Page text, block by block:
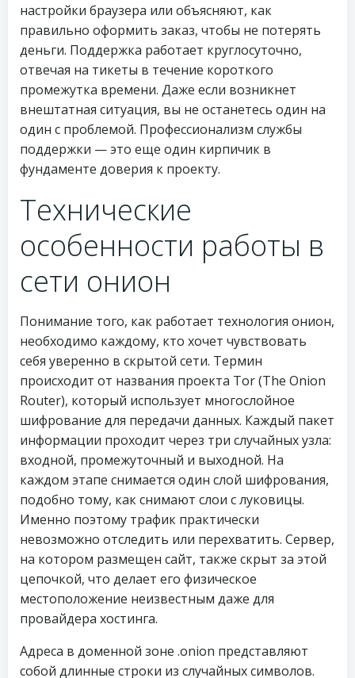
настройки браузера или объясняют, как
правильно оформить заказ, чтобы не потерять
деньги. Поддержка работает круглосуточно,
отвечая на тикеты в течение короткого
промежутка времени. Даже если возникнет
внештатная ситуация, вы не останетесь один на
один с проблемой. Профессионализм службы
поддержки — это еще один кирпичик в
фундаменте доверия к проекту.
Технические
особенности работы в
сети онион
Понимание того, как работает технология онион,
необходимо каждому, кто хочет чувствовать
себя уверенно в скрытой сети. Термин
происходит от названия проекта Tor (The Onion
Router), который использует многослойное
шифрование для передачи данных. Каждый пакет
информации проходит через три случайных узла:
входной, промежуточный и выходной. На
каждом этапе снимается один слой шифрования,
подобно тому, как снимают слои с луковицы.
Именно поэтому трафик практически
невозможно отследить или перехватить. Сервер,
на котором размещен сайт, также скрыт за этой
цепочкой, что делает его физическое
местоположение неизвестным даже для
провайдера хостинга.
Адреса в доменной зоне .onion представляют
собой длинные строки из случайных символов.